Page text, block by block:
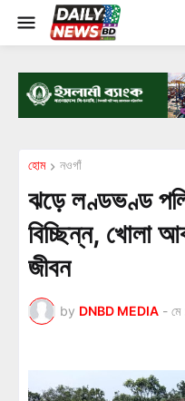
হোম নওগাঁ
ঝড়ে লণ্ডভণ্ড
বিচ্ছিন্ন, খোলা
জীবন
by DNBD MEDIA -